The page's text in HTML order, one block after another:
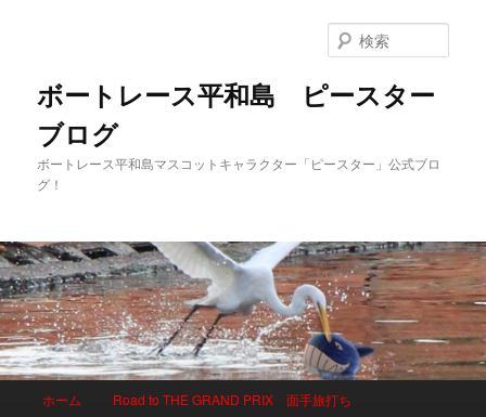
ボートレース平和島 ピースター
ブログ
ボートレース平和島マスコットキャラクター「ピースター」公式ブロ
グ！
索
メインコンテンツへ移動
サブコンテンツへ移動
ホーム Road to THE GRAND PRIX 面手旅打ち